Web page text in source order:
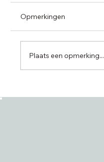
Opmerkingen
Plaats een opmerking...